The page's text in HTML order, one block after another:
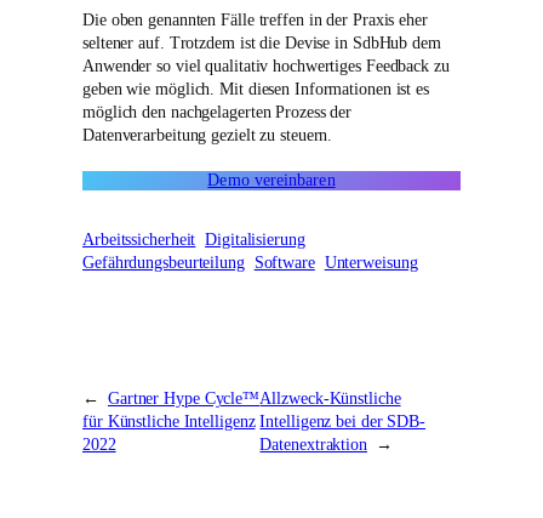
Die oben genannten Fälle treffen in der Praxis eher
seltener auf. Trotzdem ist die Devise in SdbHub dem
Anwender so viel qualitativ hochwertiges Feedback zu
geben wie möglich. Mit diesen Informationen ist es
möglich den nachgelagerten Prozess der
Datenverarbeitung gezielt zu steuern.
Demo vereinbaren
Arbeitssicherheit Digitalisierung
Gefährdungsbeurteilung
Software Unterweisung
← Gartner Hype Cycle™
für Künstliche Intelligenz
2022
Allzweck-Künstliche
Intelligenz bei der SDB-
Datenextraktion
→